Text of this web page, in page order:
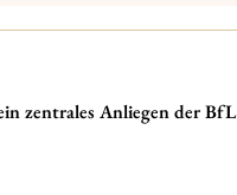
zentrales Anliegen der BfL